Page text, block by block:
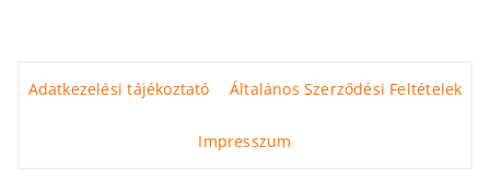
Adatkezelési tájékoztató Általános Szerződési Feltételek
Impresszum